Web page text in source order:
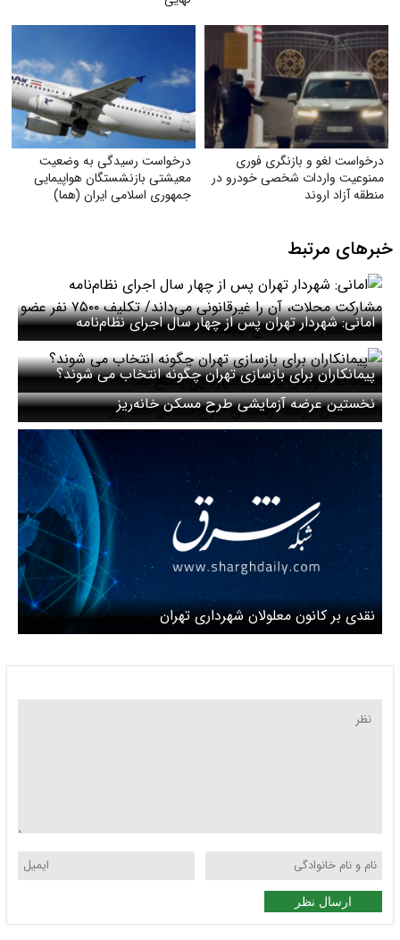
درخواست لغو و بازنگری فوری
ممنوعیت واردات شخصی خودرو در
منطقه آزاد اروند
درخواست رسیدگی به وضعیت
معیشتی بازنشستگان هواپیمایی
جمهوری اسلامی ایران (هما)
خبرهای مرتبط
امانی: شهردار تهران پس از چهار سال اجرای نظام‌نامه
مشارکت محلات، آن را غیرقانونی می‌داند/ تکلیف ۷۵۰۰ نفر
عضو شبکه مشارکت محله‌ای چیست؟پیمانکاران برای بازسازی تهران چگونه انتخاب می شوند؟
انتقادات افزایش یافت / شهرداری پاسخ داد
نخستین عرضه آزمایشی طرح مسکن خانه‌ریز
نقدی بر کانون معلولان شهرداری تهران
ارسال نظر